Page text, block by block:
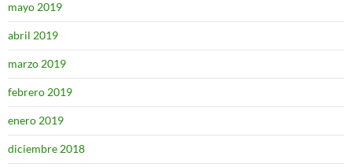
mayo 2019
abril 2019
marzo 2019
febrero 2019
enero 2019
diciembre 2018